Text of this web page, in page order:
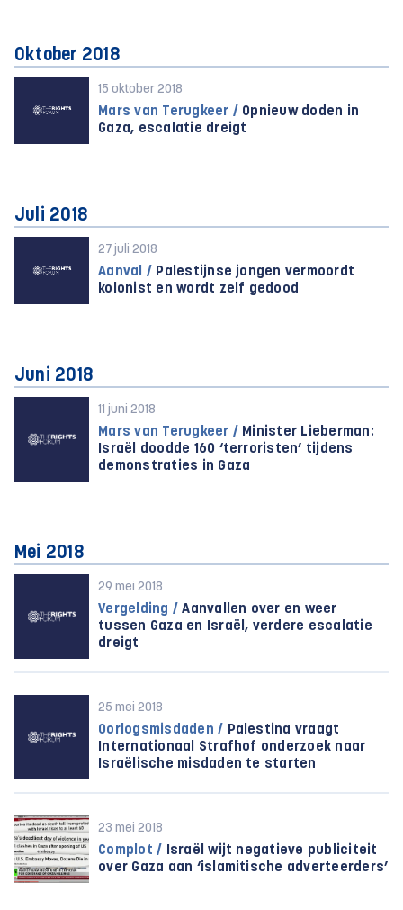
Oktober 2018
15 oktober 2018
Mars van Terugkeer / Opnieuw doden in
Gaza, escalatie dreigt
Juli 2018
27 juli 2018
Aanval / Palestijnse jongen vermoordt
kolonist en wordt zelf gedood
Juni 2018
11 juni 2018
Mars van Terugkeer / Minister Lieberman:
Israël doodde 160 ‘terroristen’ tijdens
demonstraties in Gaza
Mei 2018
29 mei 2018
Vergelding / Aanvallen over en weer
tussen Gaza en Israël, verdere escalatie
dreigt
25 mei 2018
Oorlogsmisdaden / Palestina vraagt
Internationaal Strafhof onderzoek naar
Israëlische misdaden te starten
23 mei 2018
Complot / Israël wijt negatieve publiciteit
over Gaza aan ‘islamitische adverteerders’